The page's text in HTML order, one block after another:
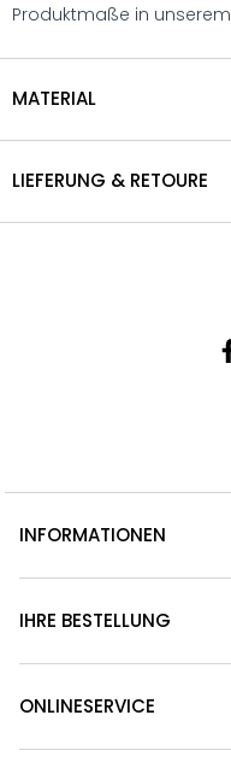
Produktmaße in unserem
MATERIAL
LIEFERUNG & RETOURE
INFORMATIONEN
IHRE BESTELLUNG
ONLINESERVICE